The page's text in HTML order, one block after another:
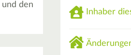
den
Inhaber